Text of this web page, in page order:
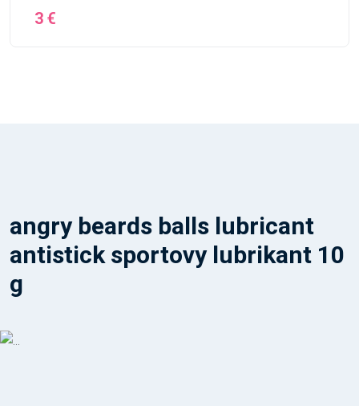
3 €
angry beards balls lubricant
antistick sportovy lubrikant 10
g